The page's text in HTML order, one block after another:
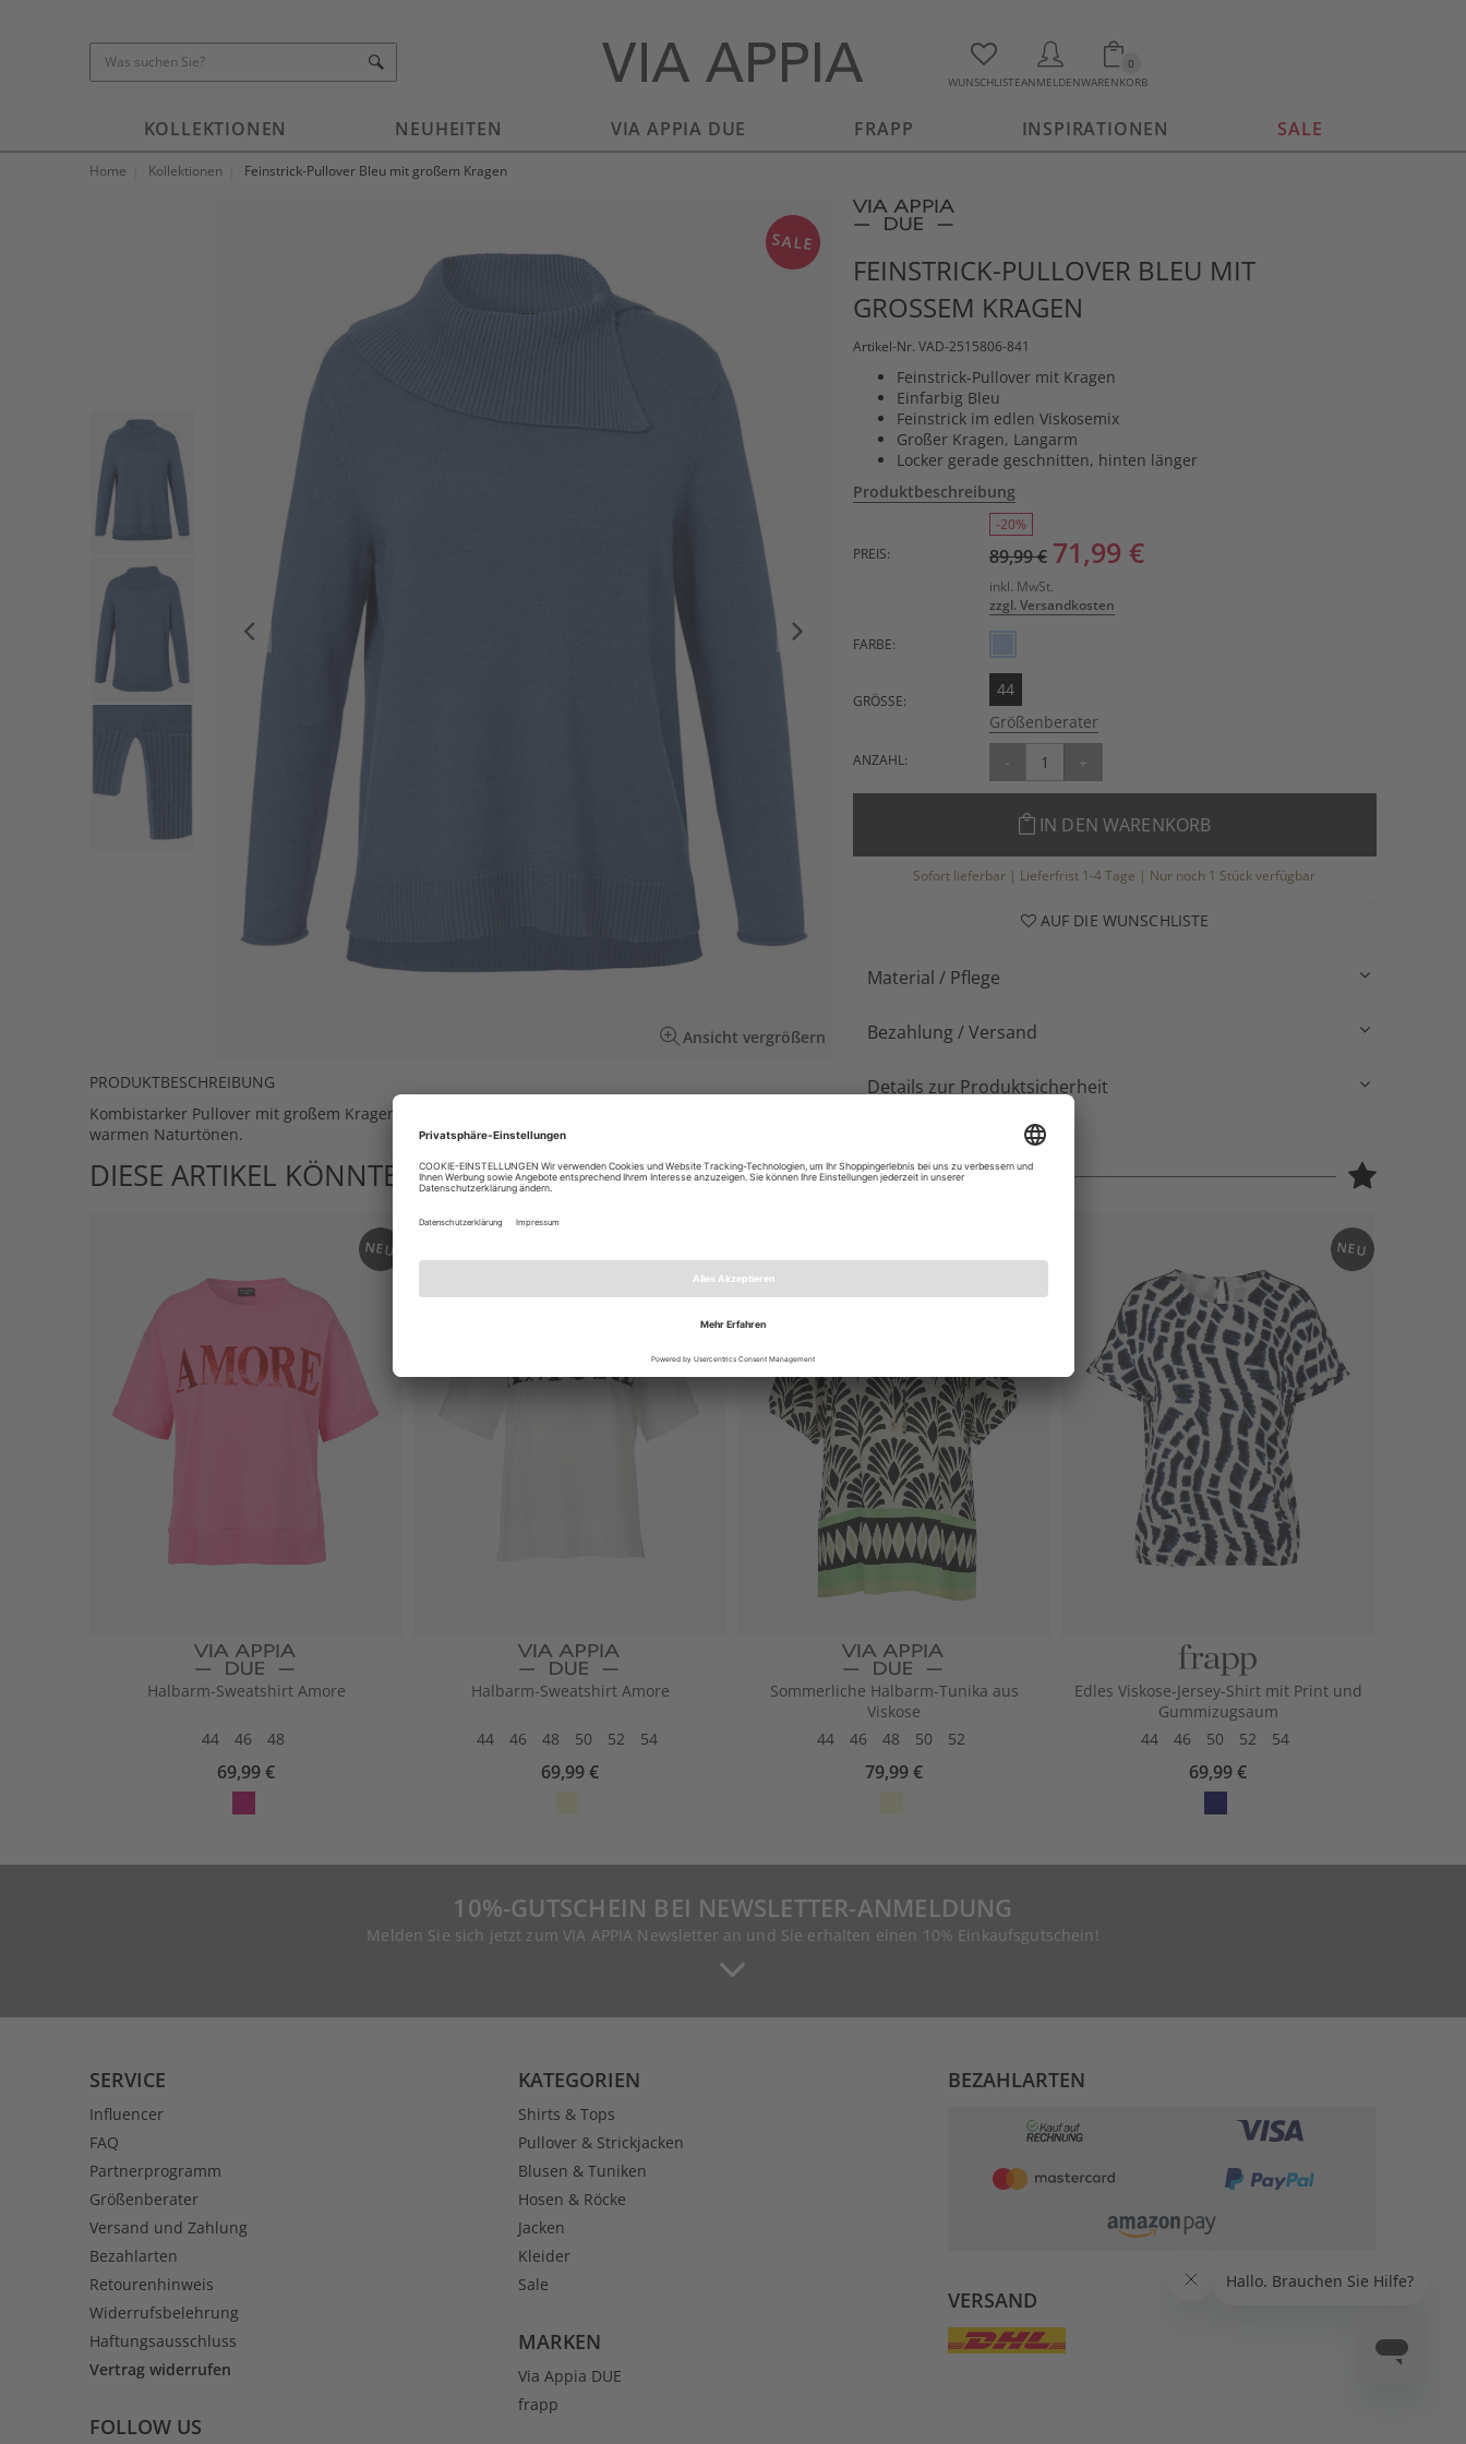
WUNSCHLISTEANMELDEN
0
WARENKORB
KOLLEKTIONEN NEUHEITEN VIA APPIA DUE FRAPP INSPIRATIONEN SALE
Home Kollektionen Feinstrick-Pullover Bleu mit großem Kragen
SALE
Ansicht vergrößern
PRODUKTBESCHREIBUNG
Kombistarker Pullover mit großem Kragen im edlen Farbton Bleu. Sehr schön zur Jeans und zu
warmen Naturtönen.
FEINSTRICK-PULLOVER BLEU MIT
GROSSEM KRAGEN
Artikel-Nr. VAD-2515806-841
Feinstrick-Pullover mit Kragen
Einfarbig Bleu
Feinstrick im edlen Viskosemix
Großer Kragen, Langarm
Locker gerade geschnitten, hinten länger
Produktbeschreibung
-20%
PREIS:
89,99 € 71,99 €
inkl. MwSt.
zzgl. Versandkosten
FARBE:
GRÖSSE:
44
Größenberater
ANZAHL: - +
IN DEN WARENKORB
Sofort lieferbar | Lieferfrist 1-4 Tage | Nur noch 1 Stück verfügbar
AUF DIE WUNSCHLISTE
Material / Pflege
Bezahlung / Versand
Details zur Produktsicherheit
DIESE ARTIKEL KÖNNTEN IHNEN AUCH GEFALLEN
NEU
Halbarm-Sweatshirt Amore
44 46 48
69,99 €
Halbarm-Sweatshirt Amore
44 46 48 50 52 54
69,99 €
Sommerliche Halbarm-Tunika aus
Viskose
44
46 48 50 52
79,99 €
NEU
Edles Viskose-Jersey-Shirt mit Print und
Gummizugsaum
44
46 50 52 54
69,99 €
10%-GUTSCHEIN BEI NEWSLETTER-ANMELDUNG
Melden Sie sich jetzt zum VIA APPIA Newsletter an und Sie erhalten einen 10% Einkaufsgutschein!
SERVICE
Influencer
FAQ
Partnerprogramm
Größenberater
Versand und Zahlung
Bezahlarten
Retourenhinweis
Widerrufsbelehrung
Haftungsausschluss
Vertrag widerrufen
FOLLOW US
KATEGORIEN
Shirts & Tops
Pullover & Strickjacken
Blusen & Tuniken
Hosen & Röcke
Jacken
Kleider
Sale
MARKEN
Via Appia DUE
frapp
BEZAHLARTEN
VERSAND